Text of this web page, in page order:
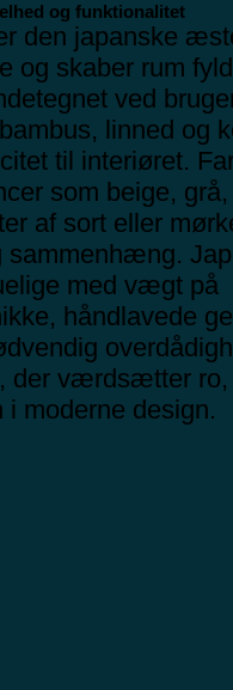
og funktionalitet
den japanske
og skaber rum
ved
linned og
til interiøret.
som beige,
af sort eller
sammenhæng.
med vægt på
håndlavede
der værdsætter ro,
moderne design.